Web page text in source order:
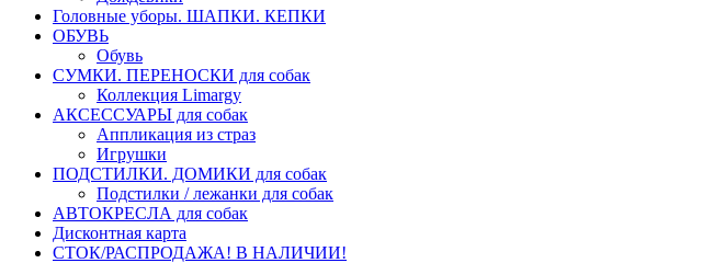
Головные уборы. ШАПКИ. КЕПКИ
ОБУВЬ
Обувь
СУМКИ. ПЕРЕНОСКИ для собак
Коллекция Limargy
АКСЕССУАРЫ для собак
Аппликация из страз
Игрушки
ПОДСТИЛКИ. ДОМИКИ для собак
Подстилки / лежанки для собак
АВТОКРЕСЛА для собак
Дисконтная карта
СТОК/РАСПРОДАЖА! В НАЛИЧИИ!